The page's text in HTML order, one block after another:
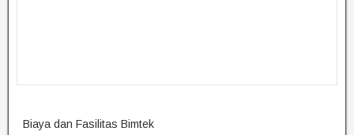
Biaya dan Fasilitas Bimtek